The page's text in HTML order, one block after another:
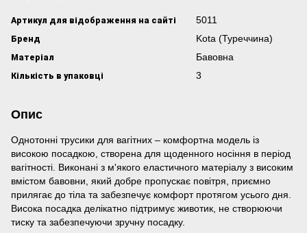
Артикул для відображення на сайті 5011
Бренд Kota (Туреччина)
Матеріал Бавовна
Кількість в упаковці 3
Опис
Однотонні трусики для вагітних – комфортна модель із
високою посадкою, створена для щоденного носіння в період
вагітності. Виконані з м'якого еластичного матеріалу з високим
вмістом бавовни, який добре пропускає повітря, приємно
прилягає до тіла та забезпечує комфорт протягом усього дня.
Висока посадка делікатно підтримує животик, не створюючи
тиску та забезпечуючи зручну посадку.